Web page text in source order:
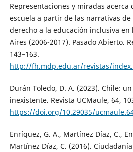
Representaciones y miradas
escuela a partir de las narrativas
derecho a la educación inclusiva en
Aires (2006-2017). Pasado Abierto.
143–163.
http://fh.mdp.edu.ar/revistas/
Durán Toledo, D. A. (2023). Chile:
inexistente. Revista UCMaule, 64,
https://doi.org/10.29035/
Enríquez, G. A., Martínez Díaz, C.,
Martínez Díaz, C. (2016).